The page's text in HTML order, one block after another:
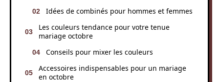
Idées de combinés pour hommes et femmes
Les couleurs tendance pour votre tenue
mariage octobre
Conseils pour mixer les couleurs
Accessoires indispensables pour un mariage
en octobre